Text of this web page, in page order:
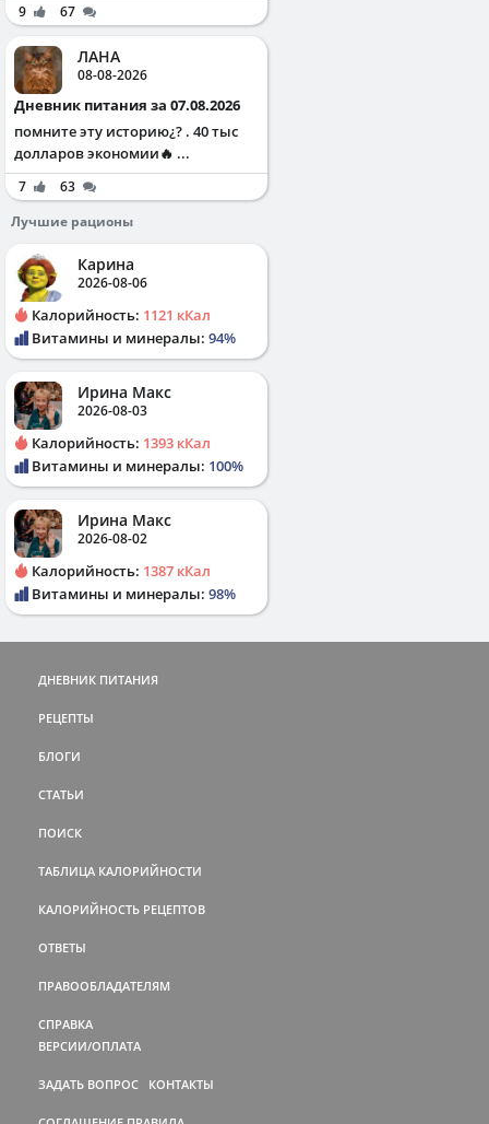
9 67
ЛАНА
08-08-2026
Дневник питания за 07.08.2026
помните эту историю¿? . 40 тыс
долларов экономии🔥 ...
7
63
Лучшие рационы
Карина
2026-08-06
Калорийность: 1121 кКал
Витамины и минералы: 94%
Ирина Макс
2026-08-03
Калорийность: 1393 кКал
Витамины и минералы: 100%
Ирина Макс
2026-08-02
Калорийность: 1387 кКал
Витамины и минералы: 98%
ДНЕВНИК ПИТАНИЯ
РЕЦЕПТЫ
БЛОГИ
СТАТЬИ
ПОИСК
ТАБЛИЦА КАЛОРИЙНОСТИ
КАЛОРИЙНОСТЬ РЕЦЕПТОВ
ОТВЕТЫ
ПРАВООБЛАДАТЕЛЯМ
СПРАВКА
ВЕРСИИ/ОПЛАТА
ЗАДАТЬ ВОПРОС КОНТАКТЫ